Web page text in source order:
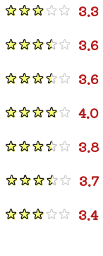
3.3
3.6
3.6
4.0
3.8
3.7
3.4